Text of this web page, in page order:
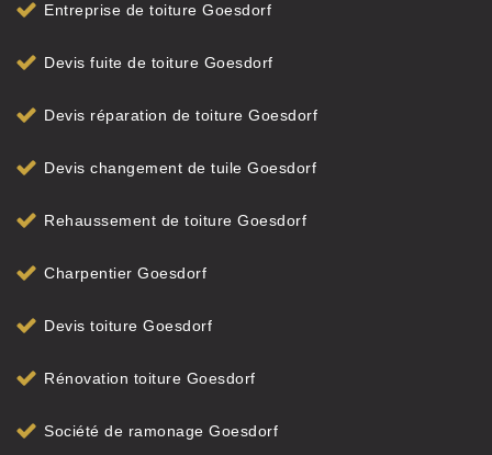
Entreprise de toiture Goesdorf
Devis fuite de toiture Goesdorf
Devis réparation de toiture Goesdorf
Devis changement de tuile Goesdorf
Rehaussement de toiture Goesdorf
Charpentier Goesdorf
Devis toiture Goesdorf
Rénovation toiture Goesdorf
Société de ramonage Goesdorf